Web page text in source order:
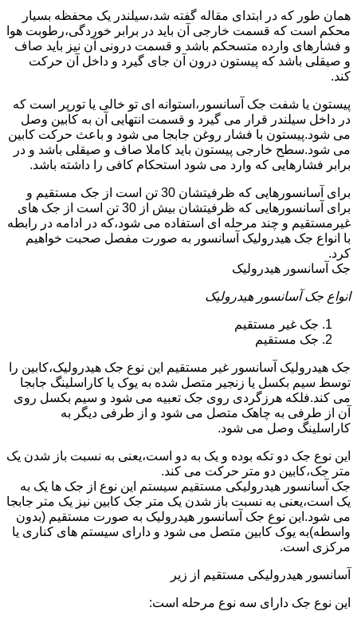
همان طور که در ابتدای مقاله گفته شد،سیلندر یک محفظه بسیار
محکم است که قسمت خارجی آن باید در برابر خوردگی،رطوبت هوا
و فشارهای وارده متسحکم باشد و قسمت درونی آن نیز باید صاف
و صیقلی باشد که پیستون درون آن جای گیرد و داخل آن حرکت
کند.
پیستون یا شفت جک آسانسور،استوانه ای تو خالی یا تورپر است که
در داخل سیلندر قرار می گیرد و قسمت انتهایی آن به کابین وصل
می شود.پیستون با فشار روغن جابجا می شود و باعث حرکت کابین
می شود.سطح خارجی پیستون باید کاملا صاف و صیقلی باشد و در
برابر فشارهایی که وارد می شود استحکام کافی را داشته باشد.
برای آسانسورهایی که ظرفیتشان 30 تن است از جک مستقیم و
برای آسانسورهایی که ظرفیتشان بیش از 30 تن است از جک های
غیرمستقیم و چند مرحله ای استفاده می شود،که در ادامه در رابطه
با انواع جک هیدرولیک آسانسور به صورت مفصل صحبت خواهیم
کرد.
جک آسانسور هیدرولیک
انواع جک آسانسور هیدرولیک
جک غیر مستقیم
جک مستقیم
جک هیدرولیک آسانسور غیر مستقیم این نوع جک هیدرولیک،کابین را
توسط سیم بکسل یا زنجیر متصل شده به یوک یا کاراسلینگ جابجا
می کند.فلکه هرزگردی روی جک تعبیه می شود و سیم بکسل روی
آن از طرفی به چاهک متصل می شود و از طرفی دیگر به
کاراسلینگ وصل می شود.
این نوع جک دو تکه بوده و یک به دو است،یعنی به نسبت باز شدن یک
متر جک،کابین دو متر حرکت می کند.
جک آسانسور هیدرولیکی مستقیم سیستم این نوع از جک ها یک به
یک است،یعنی به نسبت باز شدن یک متر جک کابین نیز یک متر جابجا
می شود.این نوع جک آسانسور هیدرولیک به صورت مستقیم (بدون
واسطه)به یوک کابین متصل می شود و دارای سیستم های کناری یا
مرکزی است.
آسانسور هیدرولیکی مستقیم از زیر
این نوع جک دارای سه نوع مرحله است: